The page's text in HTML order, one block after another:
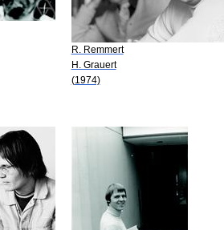
R. Remmert
H. Grauert
(1974)